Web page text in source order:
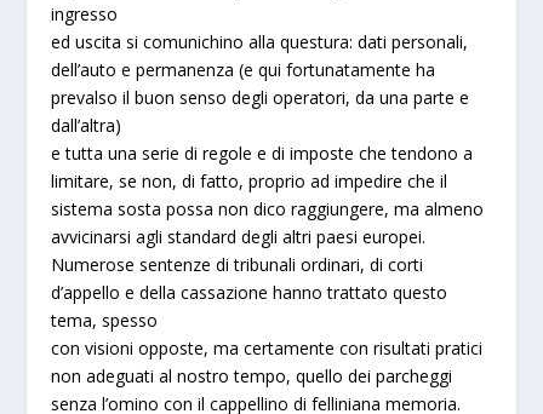
ingresso
ed uscita si comunichino alla questura: dati personali,
dell’auto e permanenza (e qui fortunatamente ha
prevalso il buon senso degli operatori, da una parte e
dall’altra)
e tutta una serie di regole e di imposte che tendono a
limitare, se non, di fatto, proprio ad impedire che il
sistema sosta possa non dico raggiungere, ma almeno
avvicinarsi agli standard degli altri paesi europei.
Numerose sentenze di tribunali ordinari, di corti
d’appello e della cassazione hanno trattato questo
tema, spesso
con visioni opposte, ma certamente con risultati pratici
non adeguati al nostro tempo, quello dei parcheggi
senza l’omino con il cappellino di felliniana memoria.